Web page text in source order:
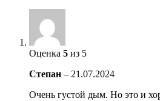
Оценка 5 из 5
Степан – 21.07.2024
Очень густой дым. Но это и